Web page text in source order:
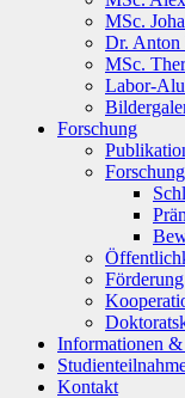
MSc.
Dr.
MSc.
Labor-
Forschung
Förderung
Informationen
Kontakt